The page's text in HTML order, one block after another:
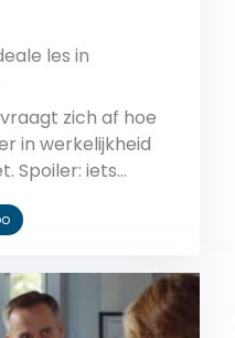
les in
zich af hoe
in werkelijkheid
Spoiler: iets